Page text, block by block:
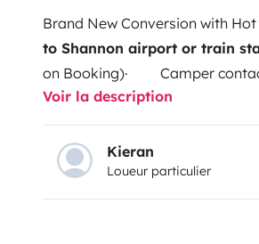
Brand New Conversion with
to Shannon airport or train
on Booking)· Camper
roads· Black bag for rubbish
Diesel heater (heating)·
plugs· Portable toilet and
chairs· Extension lead
a range spices· Cutlery and
Voir la description
Kieran
Loueur particulier